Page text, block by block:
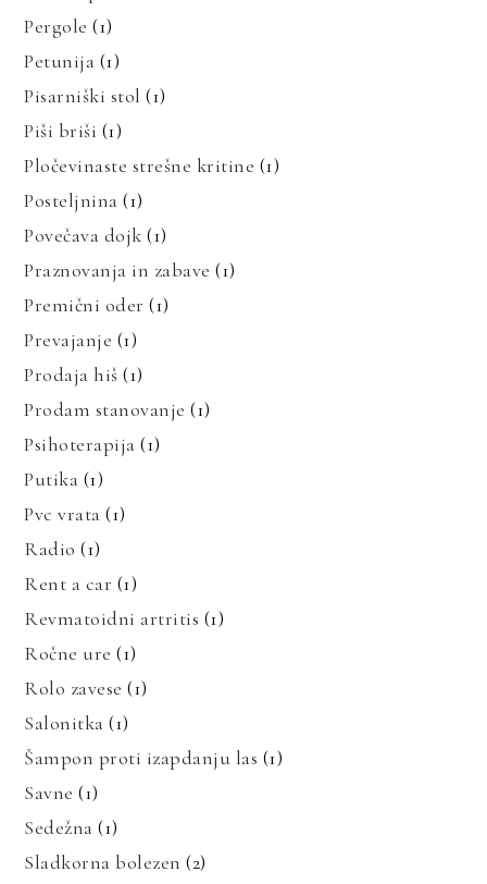
Pergole (1)
Petunija (1)
Pisarniški stol (1)
Piši briši (1)
Pločevinaste strešne kritine (1)
Posteljnina (1)
Povečava dojk (1)
Praznovanja in zabave (1)
Premični oder (1)
Prevajanje (1)
Prodaja hiš (1)
Prodam stanovanje (1)
Psihoterapija (1)
Putika (1)
Pvc vrata (1)
Radio (1)
Rent a car (1)
Revmatoidni artritis (1)
Ročne ure (1)
Rolo zavese (1)
Salonitka (1)
Šampon proti izapdanju las (1)
Savne (1)
Sedežna (1)
Sladkorna bolezen (2)